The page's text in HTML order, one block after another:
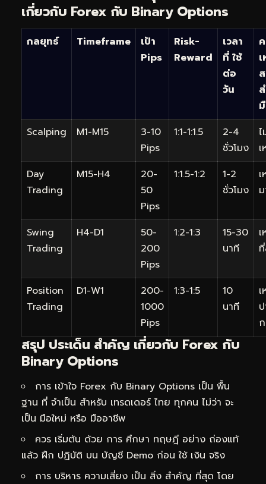
เกี่ยวกับ Forex กับ Binary Options
กลยุทธ์ Timeframe
เป้า
Pips
Risk-
Reward
เวลา
ที่ ใช้
ต่อ
วัน
Scalping
M1-M15
3-10
Pips
1:1-1:1.5
2-4
ชั่วโมง
ไ
Day
Trading
M15-H4
20-
50
Pips
1:1.5-1:2
1-2
ชั่วโมง
Swing
Trading
H4-D1
50-
200
Pips
1:2-1:3
15-30
นาที
Position
Trading
D1-W1
200-
1000
Pips
1:3-1:5
10
นาที
สรุป ประเด็น สำคัญ เกี่ยวกับ Forex กับ
Binary Options
การ เข้าใจ Forex กับ Binary Options เป็น พื้น
ฐาน ที่ จำเป็น สำหรับ เทรดเดอร์ ไทย ทุกคน ไม่ว่า จะ
เป็น มือใหม่ หรือ มืออาชีพ
ควร เริ่มต้น ด้วย การ ศึกษา ทฤษฎี อย่าง ถ่องแท้
แล้ว ฝึก ปฏิบัติ บน บัญชี Demo ก่อน ใช้ เงิน จริง
การ บริหาร ความเสี่ยง เป็น สิ่ง สำคัญ ที่สุด โดย